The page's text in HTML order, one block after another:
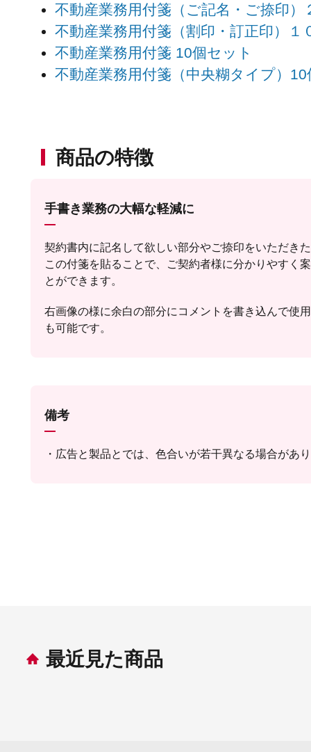
不動産業務用付箋（ご記名・ご捺印）
不動産業務用付箋（割印・訂正印）１
不動産業務用付箋 10個セット
不動産業務用付箋（中央糊タイプ）
商品の特徴
手書き業務の大幅な軽減に
契約書内に記名して欲しい部分やご捺印をいただき
この付箋を貼ることで、ご契約者様に分かりやすく
とができます。
右画像の様に余白の部分にコメントを書き込んで使
も可能です。
備考
広告と製品とでは、色合いが若干異なる場合があ
最近見た商品